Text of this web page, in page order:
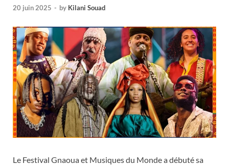
20 juin 2025 - by Kilani Souad
Le Festival Gnaoua et Musiques du Monde a débuté sa